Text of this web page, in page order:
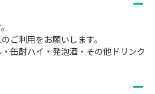
ご利用をお願いします。
・缶酎ハイ・発泡酒・その他ドリンク